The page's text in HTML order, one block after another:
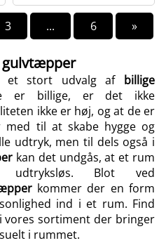
3 ... 6 »
gulvtæpper
et stort udvalg af billige
er billige, er det ikke
ikke er høj, og at de er
med til at skabe hygge og
udtryk, men til dels også i
kan det undgås, at et rum
Blot ved
kommer der en form
ind i et rum. Find
sortiment der bringer
i rummet.